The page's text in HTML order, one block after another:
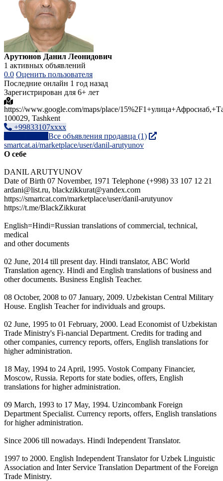
Арутюнов Данил Леонидович
1 активных объявлений
0.0 Оценить пользователя
Последние онлайн 1 год назад
Зарегистрирован для 6+ лет
https://www.google.com/maps/place/
100029, Tashkent
+99833107xxxx
Все объявления продавца (1)
smartcat.ai/marketplace/user/danil-arutyunov
О себе
DANIL ARUTYUNOV
Date of Birth 07 November, 1971 Telephone (+998) 33 107 12 21
ardani@list.ru, blackzikkurat@yandex.com
https://smartcat.com/marketplace/user/danil-arutyunov
https://t.me/BlackZikkurat
English=Hindi=Russian translations of commercial, technical,
medical
and other documents
02 June, 2014 till present day. Hindi translator, ABC World
Translation agency. Hindi and English translations of business and
other documents. Business English Teacher.
08 October, 2008 to 07 January, 2009. Uzbekistan Central Military
House. English Teacher for individuals and groups.
02 June, 1995 to 01 February, 2000. Lead Economist of Uzbekistan
Trade Ministry's Fi-nancial Department. Credits for trading and
other companies, currency reports, offers, English translations for
higher administration.
18 May, 1994 to 24 April, 1995. Vostok Company Financier,
Moscow, Russia. Reports for state bodies, offers, English
translations for higher administration.
09 March, 1993 to 17 May, 1994. Uzincombank Foreign
Department Specialist. Currency reports, offers, English translations
for higher administration.
Since 2006 till nowadays. Hindi Independent Translator.
1997 to 2000. English Independent Translator for Uzbek Linguistic
Association and Inter Service Translation Department of the Foreign
Trade Ministry.